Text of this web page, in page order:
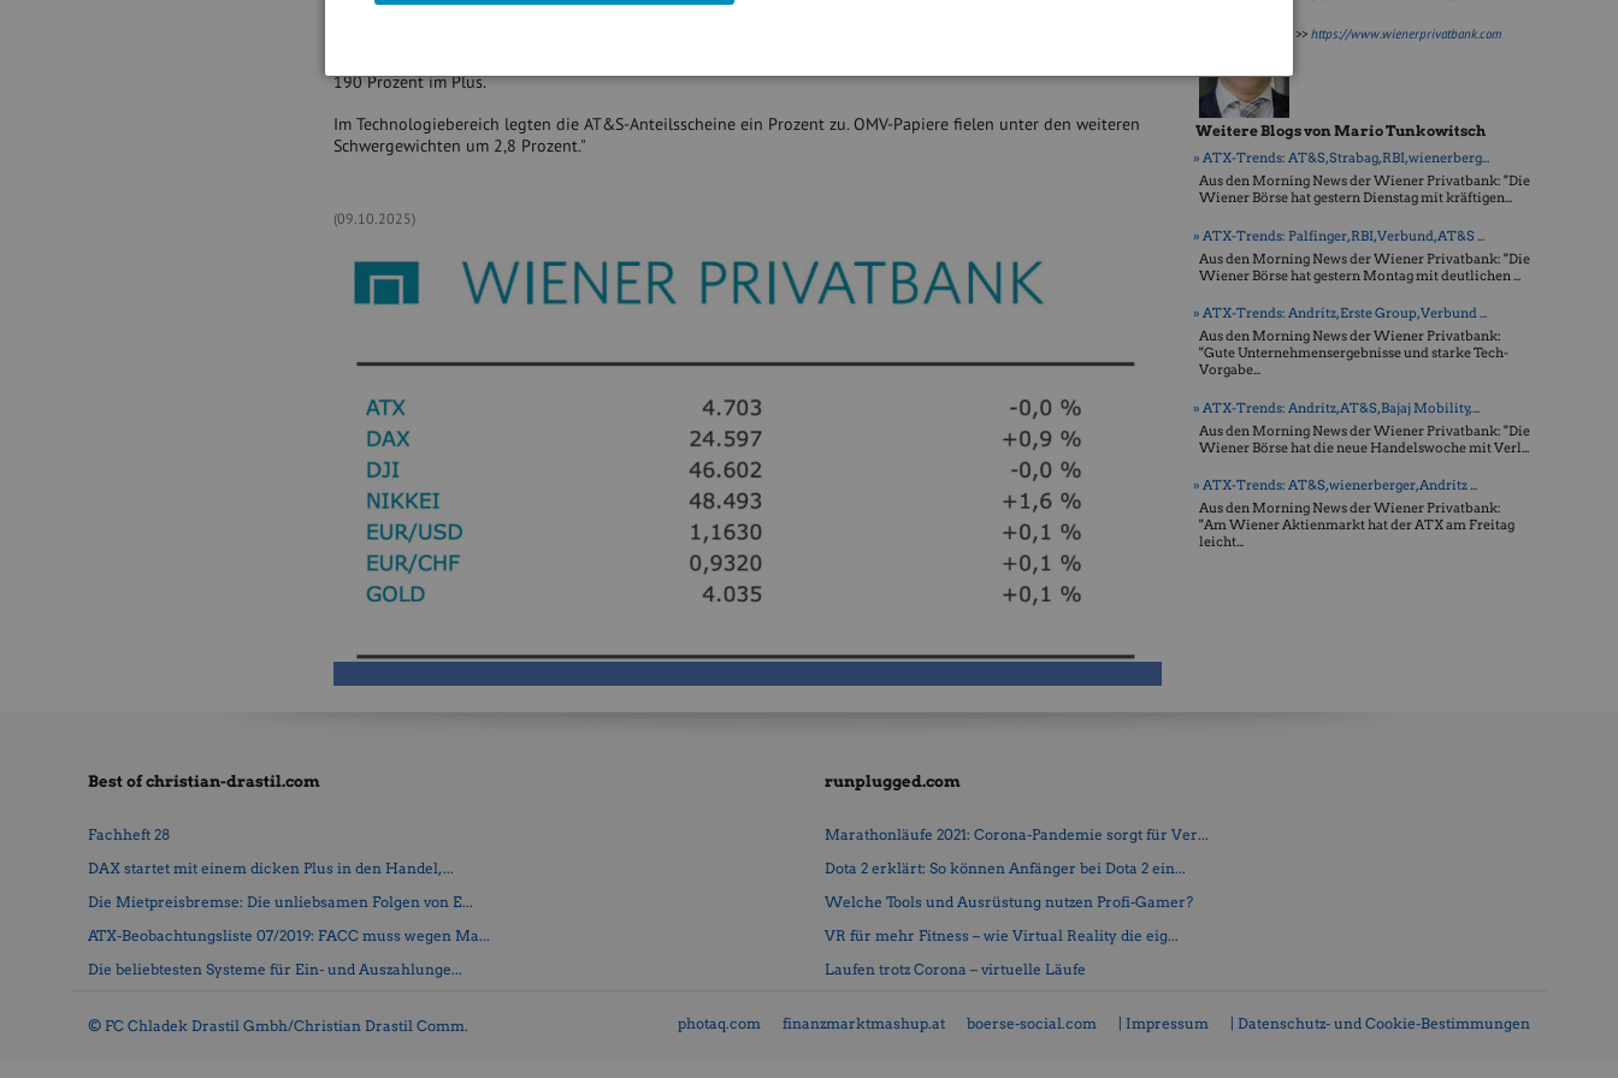
190 Prozent im Plus.
Im Technologiebereich legten die AT&S-Anteilsscheine ein Prozent zu. OMV-Papiere fielen unter den weiteren
Schwergewichten um 2,8 Prozent."
(09.10.2025)
>>https://www.wienerprivatbank.com
Weitere Blogs von Mario Tunkowitsch
» ATX-Trends: AT&S, Strabag, RBI, wienerberg...
Aus den Morning News der Wiener Privatbank: "Die
Wiener Börse hat gestern Dienstag mit kräftigen...
» ATX-Trends: Palfinger, RBI, Verbund, AT&S ...
Aus den Morning News der Wiener Privatbank: "Die
Wiener Börse hat gestern Montag mit deutlichen ...
» ATX-Trends: Andritz, Erste Group, Verbund ...
Aus den Morning News der Wiener Privatbank:
"Gute Unternehmensergebnisse und starke Tech-
Vorgabe...
» ATX-Trends: Andritz, AT&S, Bajaj Mobility,...
Aus den Morning News der Wiener Privatbank: "Die
Wiener Börse hat die neue Handelswoche mit Verl...
» ATX-Trends: AT&S, wienerberger, Andritz ...
Aus den Morning News der Wiener Privatbank:
"Am Wiener Aktienmarkt hat der ATX am Freitag
leicht...
Best of christian-drastil.com
Fachheft 28
DAX startet mit einem dicken Plus in den Handel, ...
Die Mietpreisbremse: Die unliebsamen Folgen von E...
ATX-Beobachtungsliste 07/2019: FACC muss wegen Ma...
Die beliebtesten Systeme für Ein- und Auszahlunge...
runplugged.com
Marathonläufe 2021: Corona-Pandemie sorgt für Ver...
Dota 2 erklärt: So können Anfänger bei Dota 2 ein...
Welche Tools und Ausrüstung nutzen Profi-Gamer?
VR für mehr Fitness – wie Virtual Reality die eig...
Laufen trotz Corona – virtuelle Läufe
© FC Chladek Drastil Gmbh/Christian Drastil Comm. photaq.com finanzmarktmashup.at boerse-social.com | Impressum | Datenschutz- und Cookie-Bestimmungen